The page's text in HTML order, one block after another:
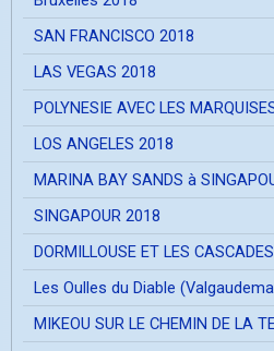
SAN FRANCISCO 2018
LAS VEGAS 2018
POLYNESIE AVEC LES
LOS ANGELES 2018
MARINA BAY SANDS à
SINGAPOUR 2018
DORMILLOUSE ET LES CASCADES
Les Oulles du Diable
MIKEOU SUR LE CHEMIN DE LA